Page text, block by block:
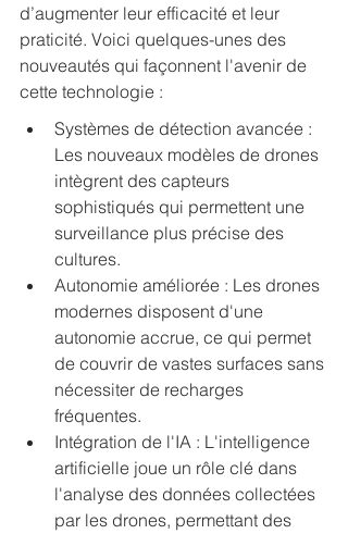
d’augmenter leur efficacité et leur
praticité. Voici quelques-unes des
nouveautés qui façonnent l'avenir de
cette technologie :
Systèmes de détection avancée :
Les nouveaux modèles de drones
intègrent des capteurs
sophistiqués qui permettent une
surveillance plus précise des
cultures.
Autonomie améliorée : Les drones
modernes disposent d'une
autonomie accrue, ce qui permet
de couvrir de vastes surfaces sans
nécessiter de recharges
fréquentes.
Intégration de l'IA : L'intelligence
artificielle joue un rôle clé dans
l'analyse des données collectées
par les drones, permettant des